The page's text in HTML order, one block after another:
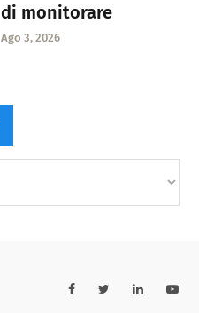
di monitorare
Ago 3, 2026